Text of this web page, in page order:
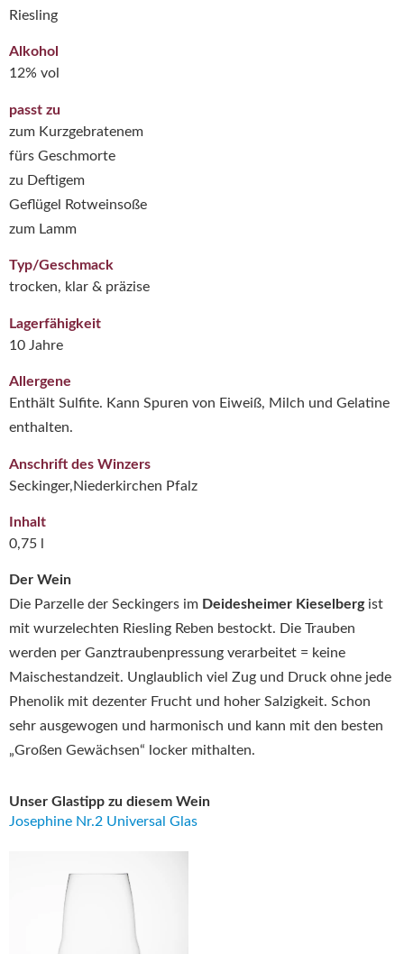
Der Wein
Die Parzelle der Seckingers im Deidesheimer Kieselberg ist
mit wurzelechten Riesling Reben bestockt. Die Trauben
werden per Ganztraubenpressung verarbeitet = keine
Maischestandzeit. Unglaublich viel Zug und Druck ohne jede
Phenolik mit dezenter Frucht und hoher Salzigkeit. Schon
sehr ausgewogen und harmonisch und kann mit den besten
„Großen Gewächsen“ locker mithalten.
Unser Glastipp zu diesem Wein
Josephine Nr.2 Universal Glas
Riesling
Alkohol
12% vol
passt zu
zum Kurzgebratenem
fürs Geschmorte
zu Deftigem
Geflügel Rotweinsoße
zum Lamm
Typ/Geschmack
trocken, klar & präzise
Lagerfähigkeit
10 Jahre
Allergene
Enthält Sulfite. Kann Spuren von Eiweiß, Milch und Gelatine
enthalten.
Anschrift des Winzers
Seckinger,Niederkirchen Pfalz
Inhalt
0,75 l